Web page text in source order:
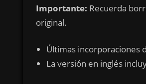
Importante: Recuerda
original.
Últimas incorporaciones
La versión en inglés